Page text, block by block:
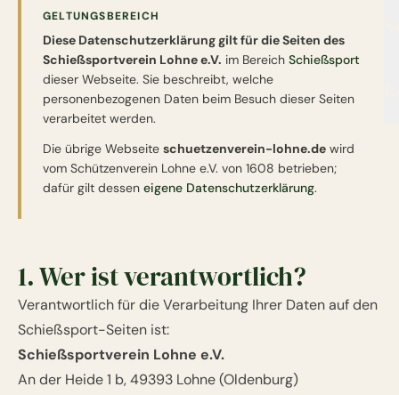
GELTUNGSBEREICH
Diese Datenschutzerklärung gilt für die Seiten des
Schießsportverein Lohne e.V. im Bereich Schießsport
dieser Webseite. Sie beschreibt, welche
personenbezogenen Daten beim Besuch dieser Seiten
verarbeitet werden.
Die übrige Webseite schuetzenverein-lohne.de wird
vom Schützenverein Lohne e.V. von 1608 betrieben;
dafür gilt dessen eigene Datenschutzerklärung.
1. Wer ist verantwortlich?
Verantwortlich für die Verarbeitung Ihrer Daten auf den
Schießsport-Seiten ist:
Schießsportverein Lohne e.V.
An der Heide 1 b, 49393 Lohne (Oldenburg)